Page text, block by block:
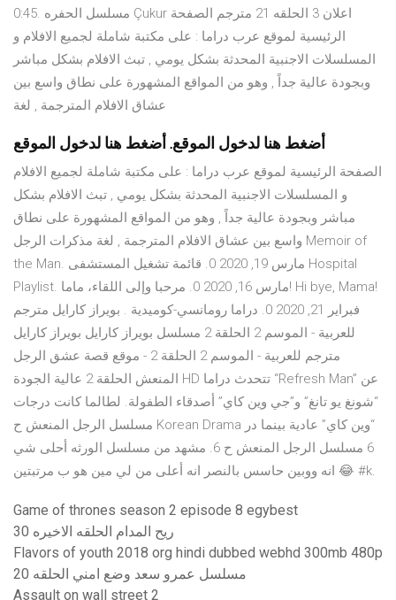
0:45. مسلسل الحفره Çukur اعلان 3 الحلقه 21 مترجم الصفحة
الرئيسية لموقع عرب دراما : على مكتبة شاملة لجميع الافلام و
المسلسلات الاجنبية المحدثة بشكل يومي , تبث الافلام بشكل مباشر
وبجودة عالية جداً , وهو من المواقع المشهورة على نطاق واسع بين
عشاق الافلام المترجمة , لغة
أضغط هنا لدخول الموقع. أضغط هنا لدخول الموقع
الصفحة الرئيسية لموقع عرب دراما : على مكتبة شاملة لجميع الافلام
و المسلسلات الاجنبية المحدثة بشكل يومي , تبث الافلام بشكل
مباشر وبجودة عالية جداً , وهو من المواقع المشهورة على نطاق
واسع بين عشاق الافلام المترجمة , لغة مذكرات الرجل Memoir of
the Man. مارس 19, 2020 0. قائمة تشغيل المستشفى Hospital
Playlist. مارس 16, 2020 0. مرحبا وإلى اللقاء، ماما! Hi bye, Mama!
فبراير 21, 2020 0. دراما رومانسي-كوميدية . بويراز كارايل مترجم
للعربية - الموسم 2 الحلقة 2 مسلسل بويراز كارايل بويراز كارايل
مترجم للعربية - الموسم 2 الحلقة 2 - موقع قصة عشق الرجل
المنعش الحلقة 2 عالية الجودة HD تتحدث دراما “Refresh Man” عن
“شونغ يو تانغ” و”جي وين كاي” أصدقاء الطفولة. لطالما كانت درجات
“وين كاي” عادية بينما در ‫Korean Drama مسلسل الرجل المنعش ح
6‬ مسلسل الرجل المنعش ح 6. مشهد من مسلسل الورثه أحلى شي
انه ووبين حاسس بالنصر انه أعلى من لي مين هو ب مرتبتين 😂 #k.
Game of thrones season 2 episode 8 egybest
ريح المدام الحلقه الاخيره 30
Flavors of youth 2018 org hindi dubbed webhd 300mb 480p
مسلسل عمرو سعد وضع امني الحلقه 20
Assault on wall street 2